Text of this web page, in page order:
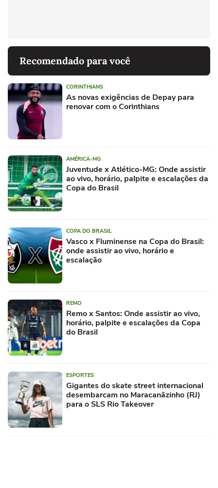
Recomendado para você
CORINTHIANS
As novas exigências de Depay para
renovar com o Corinthians
AMÉRICA-MG
Juventude x Atlético-MG: Onde assistir
ao vivo, horário, palpite e escalações da
Copa do Brasil
COPA DO BRASIL
Vasco x Fluminense na Copa do Brasil:
onde assistir ao vivo, horário e
escalação
REMO
Remo x Santos: Onde assistir ao vivo,
horário, palpite e escalações da Copa
do Brasil
ESPORTES
Gigantes do skate street internacional
desembarcam no Maracanãzinho (RJ)
para o SLS Rio Takeover